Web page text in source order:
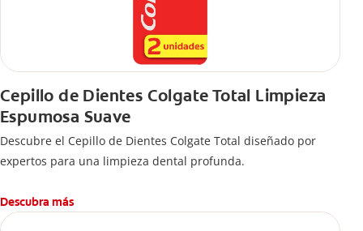
Cepillo de Dientes Colgate Total Limpieza
Espumosa Suave
Descubre el Cepillo de Dientes Colgate Total diseñado por
expertos para una limpieza dental profunda.
Descubra más